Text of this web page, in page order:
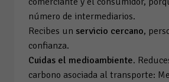
número de intermediarios.
Recibes un servicio cercano,
confianza.
Cuidas el medioambiente.
carbono asociada al transporte: